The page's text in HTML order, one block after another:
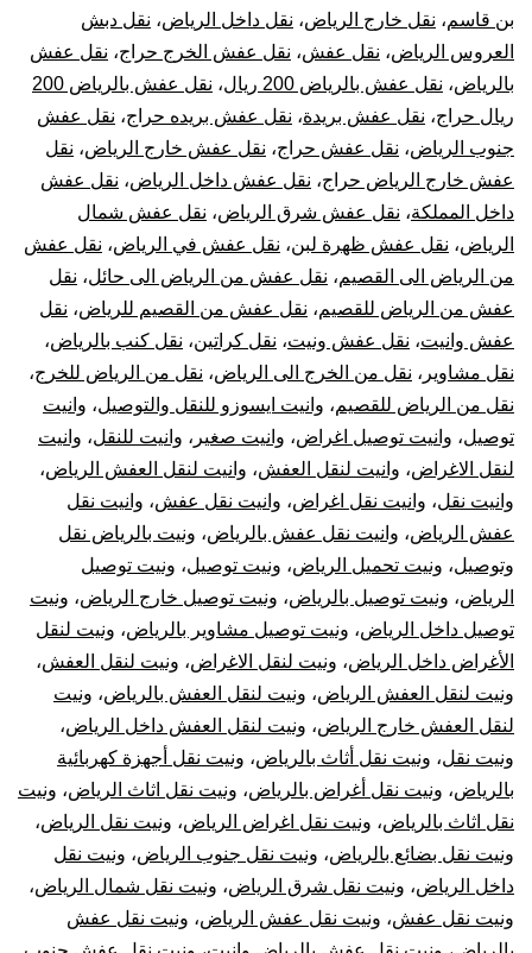
بن قاسم، نقل خارج الرياض، نقل داخل الرياض، نقل دبش
العروس الرياض، نقل عفش، نقل عفش الخرج حراج، نقل عفش
بالرياض، نقل عفش بالرياض 200 ريال ،
نقل عفش بالرياض 200
ريال حراج، نقل عفش بريدة، نقل عفش بريده حراج، نقل عفش
جنوب الرياض، نقل عفش حراج، نقل عفش خارج الرياض، نقل
عفش خارج الرياض حراج، نقل عفش داخل الرياض، نقل عفش
داخل المملكة، نقل عفش شرق الرياض، نقل عفش شمال
الرياض، نقل عفش ظهرة لبن، نقل عفش في الرياض، نقل عفش
من الرياض الى القصيم، نقل عفش من الرياض الى حائل، نقل
عفش من الرياض للقصيم، نقل عفش من القصيم للرياض، نقل
عفش وانيت، نقل عفش ونيت، نقل كراتين، نقل كنب بالرياض،
نقل مشاوير ، نقل من الخرج الى الرياض، نقل من الرياض للخرج،
نقل من الرياض للقصيم، وانيت ايسوزو للنقل والتوصيل، وانيت
توصيل، وانيت توصيل اغراض، وانيت صغير ، وانيت للنقل، وانيت
لنقل الاغراض، وانيت لنقل العفش، وانيت لنقل العفش الرياض،
وانيت نقل، وانيت نقل اغراض، وانيت نقل عفش، وانيت نقل
عفش الرياض، وانيت نقل عفش بالرياض، ونيت بالرياض نقل
وتوصيل، ونيت تحميل الرياض، ونيت توصيل، ونيت توصيل
الرياض، ونيت توصيل بالرياض، ونيت توصيل خارج الرياض، ونيت
توصيل داخل الرياض، ونيت توصيل مشاوير بالرياض، ونيت لنقل
الأغراض داخل الرياض، ونيت لنقل الاغراض، ونيت لنقل العفش،
ونيت لنقل العفش الرياض، ونيت لنقل العفش بالرياض، ونيت
لنقل العفش خارج الرياض، ونيت لنقل العفش داخل الرياض،
ونيت نقل، ونيت نقل أثاث بالرياض، ونيت نقل أجهزة كهربائية
بالرياض، ونيت نقل أغراض بالرياض، ونيت نقل اثاث الرياض، ونيت
نقل اثاث بالرياض، ونيت نقل اغراض الرياض، ونيت نقل الرياض،
ونيت نقل بضائع بالرياض، ونيت نقل جنوب الرياض، ونيت نقل
داخل الرياض، ونيت نقل شرق الرياض، ونيت نقل شمال الرياض،
ونيت نقل عفش، ونيت نقل عفش الرياض، ونيت نقل عفش